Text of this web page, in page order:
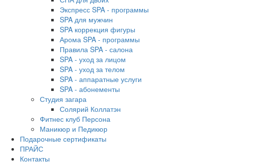
Экспресс SPA - программы
SPA для мужчин
SPA коррекция фигуры
Арома SPA - программы
Правила SPA - салона
SPA - уход за лицом
SPA - уход за телом
SPA - аппаратные услуги
SPA - абонементы
Студия загара
Солярий Коллатэн
Фитнес клуб Персона
Маникюр и Педикюр
Подарочные сертификаты
ПРАЙС
Контакты